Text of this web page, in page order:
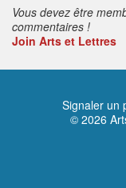
Vous devez être
commentaires !
Join Arts et Lettres
Signaler un
© 2026